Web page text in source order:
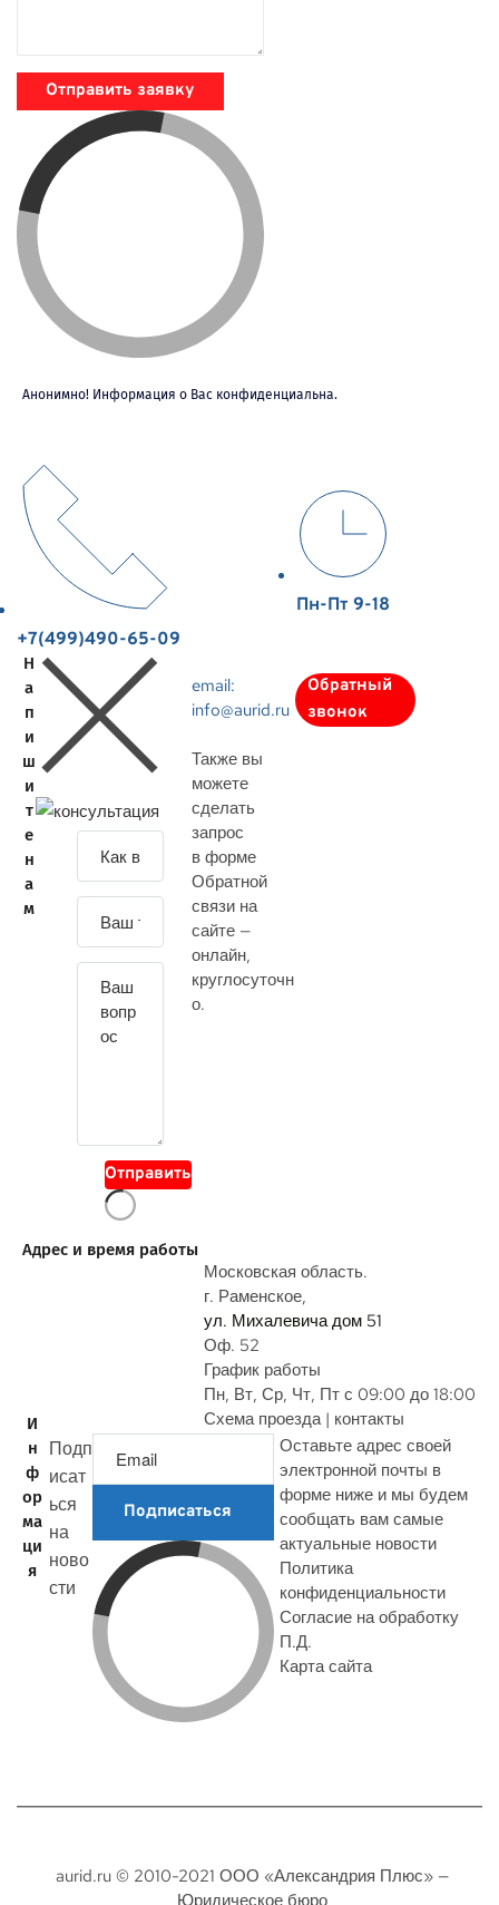
Отправить заявку
Анонимно! Информация о Вас конфиденциальна.
+7(499)490-65-09
Пн-Пт 9-18
Н
а
п
и
ш
и
т
е
н
а
м
о
Отправить
email:
info@aurid.ru
Также вы
можете
сделать
запрос
в форме
Обратной
связи на
сайте —
онлайн,
круглосуточн
о.
Обратный
звонок
Адрес и время работы
Московская область.
г. Раменское,
ул. Михалевича дом 51
Оф. 52
График работы
Пн, Вт, Ср, Чт, Пт с 09:00 до 18:00
Схема проезда | контакты
И
н
ф
ор
ма
ци
я
Подп
исат
ься
на
ново
сти
Подписаться
Оставьте адрес своей
электронной почты в
форме ниже и мы будем
сообщать вам самые
актуальные новости
Политика
конфиденциальности
Согласие на обработку
П.Д.
Карта сайта
aurid.ru © 2010-2021 ООО «Александрия Плюс» —
Юридическое бюро